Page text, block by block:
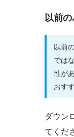
以前
以前
では
性が
おす
ダウン
てくだ